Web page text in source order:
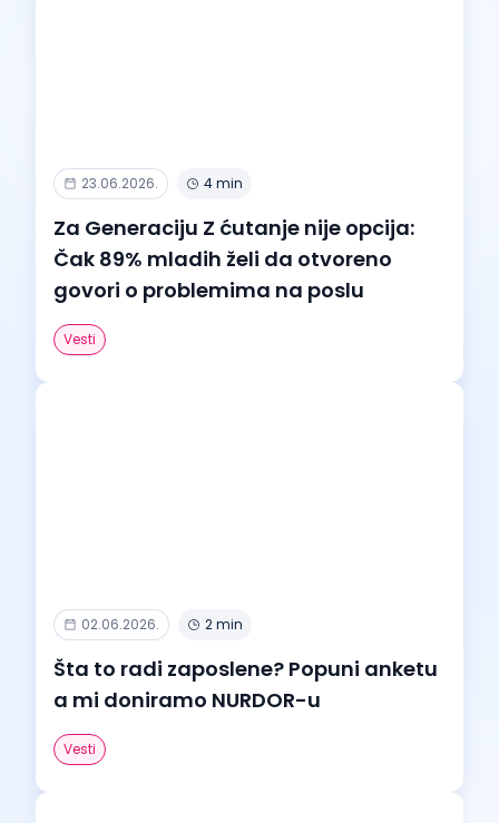
23.06.2026. 4 min
Za Generaciju Z ćutanje nije opcija:
Čak 89% mladih želi da otvoreno
govori o problemima na poslu
Vesti
02.06.2026. 2 min
Šta to radi zaposlene? Popuni anketu
a mi doniramo NURDOR-u
Vesti